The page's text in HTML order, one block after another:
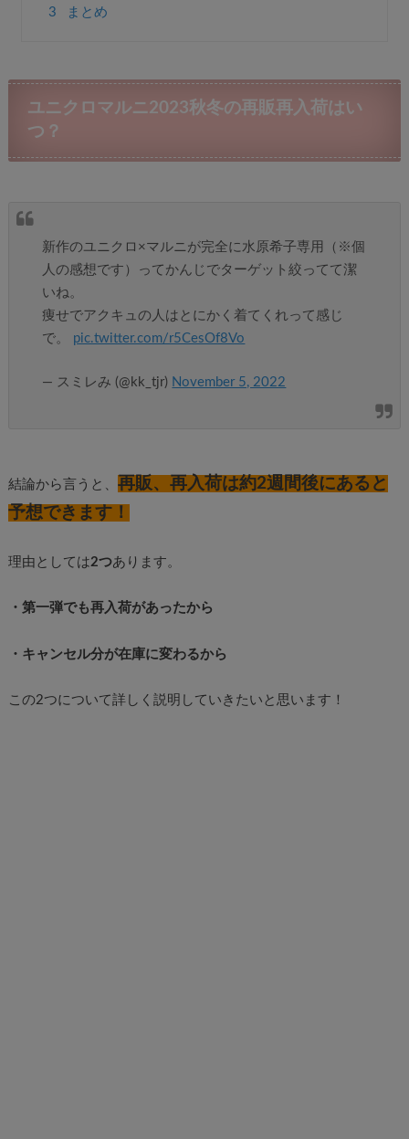
3 まとめ
ユニクロマルニ2023秋冬の再販再入荷はい
つ？
新作のユニクロ×マルニが完全に水原希子専用（※個
人の感想です）ってかんじでターゲット絞ってて潔
いね。
痩せでアクキュの人はとにかく着てくれって感じ
で。 pic.twitter.com/r5CesOf8Vo
— スミレみ (@kk_tjr) November 5, 2022
結論から言うと、 再販、再入荷は約2週間後にあると
予想できます！
理由としては2つあります。
・第一弾でも再入荷があったから
・キャンセル分が在庫に変わるから
この2つについて詳しく説明していきたいと思います！